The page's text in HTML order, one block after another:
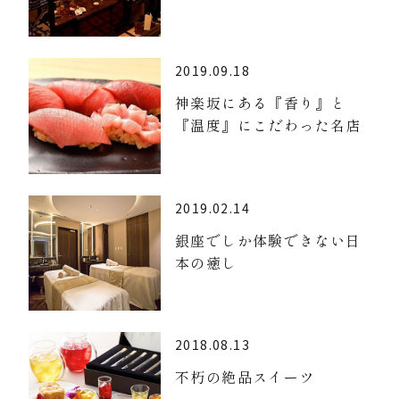
2019.09.18
神楽坂にある『香り』と
『温度』にこだわった名店
2019.02.14
銀座でしか体験できない日
本の癒し
2018.08.13
不朽の絶品スイーツ